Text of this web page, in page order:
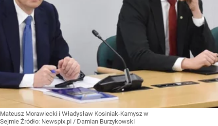
Mateusz Morawiecki i Władysław Kosiniak-Kamysz w
Sejmie Źródło: Newspix.pl / Damian Burzykowski